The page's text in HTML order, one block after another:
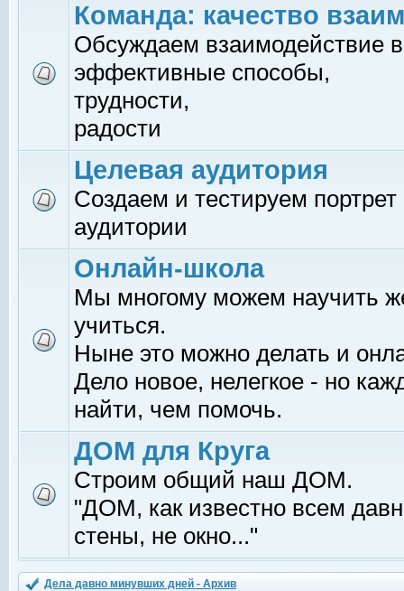
Команда: качество
Обсуждаем взаимодействие
эффективные способы,
трудности,
радости
Целевая аудитория
Создаем и тестируем
аудитории
Онлайн-школа
Мы многому можем научить
учиться.
Ныне это можно делать и
Дело новое, нелегкое - но
найти, чем помочь.
ДОМ для Круга
Строим общий наш ДОМ.
"ДОМ, как известно всем
стены, не окно..."
Дела давно минувших дней - Архив